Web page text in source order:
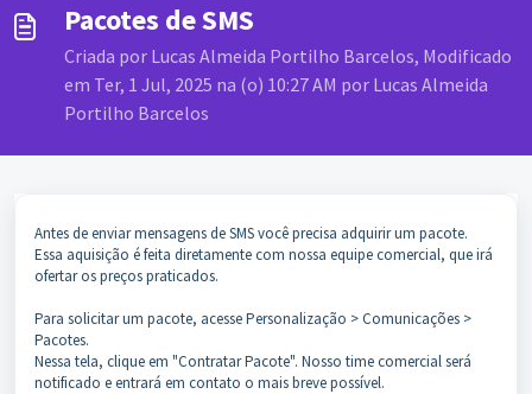
Pacotes de SMS
Criada por Lucas Almeida Portilho Barcelos, Modificado
em Ter, 1 Jul, 2025 na (o) 10:27 AM por Lucas Almeida
Portilho Barcelos
Antes de enviar mensagens de SMS você precisa adquirir um pacote.
Essa aquisição é feita diretamente com nossa equipe comercial, que irá
ofertar os preços praticados.
Para solicitar um pacote, acesse Personalização > Comunicações >
Pacotes.
Nessa tela, clique em "Contratar Pacote". Nosso time comercial será
notificado e entrará em contato o mais breve possível.